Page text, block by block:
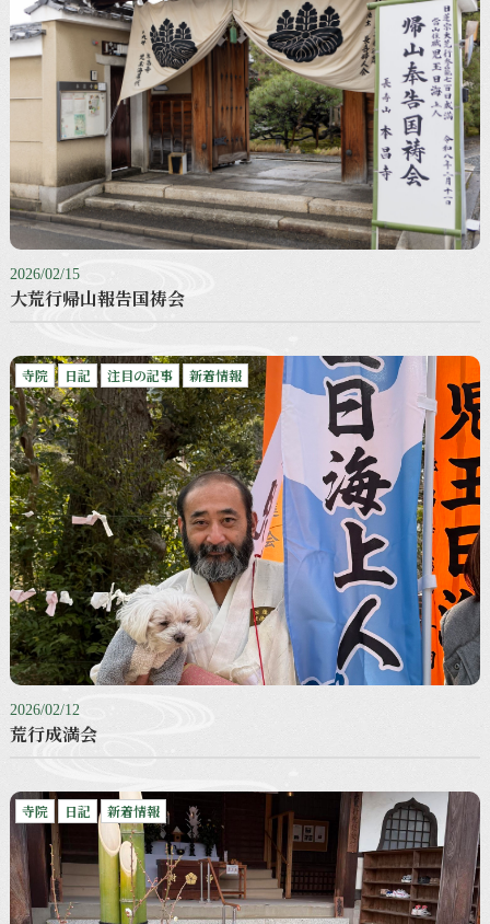
2026/02/15
大荒行帰山報告国祷会
寺院 日記 注目の記事 新着情報
2026/02/12
荒行成満会
寺院 日記 新着情報